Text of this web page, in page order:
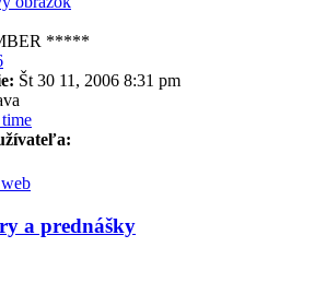
*****
Št 30 11, 2006 8:31 pm
a prednášky